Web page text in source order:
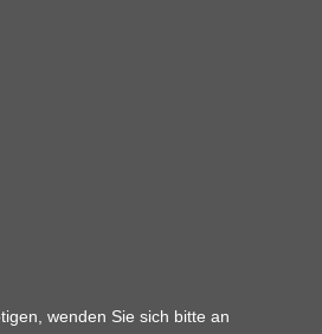
wenden Sie sich bitte an